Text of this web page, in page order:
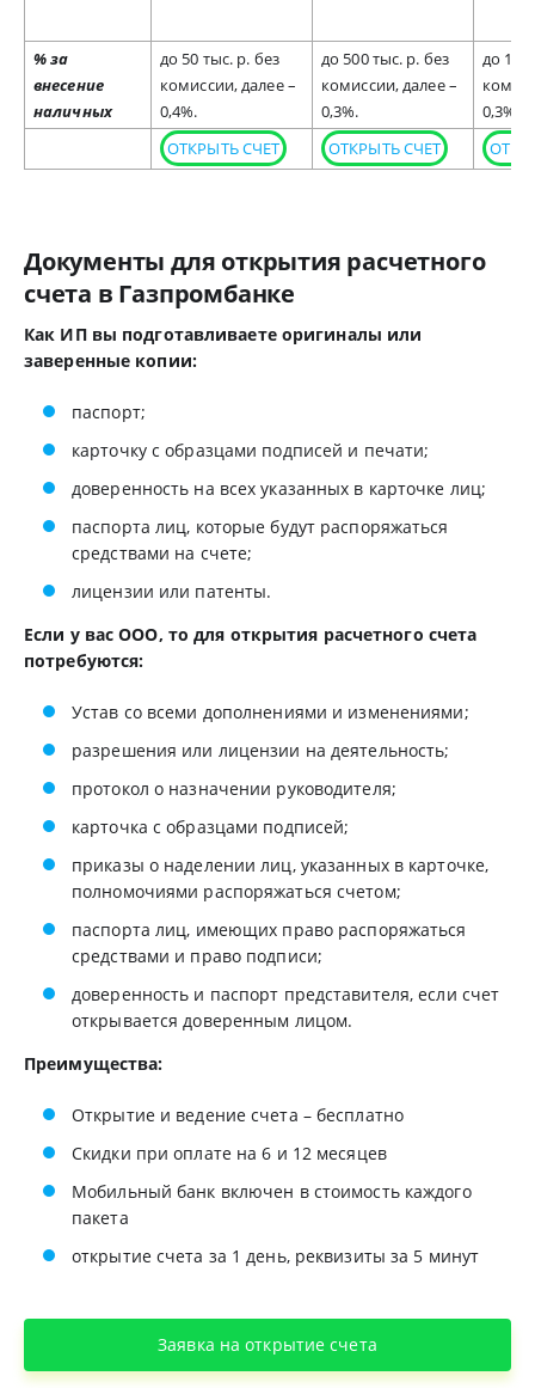
% за
внесение
наличных
до 50 тыс. р. без
комиссии, далее –
0,4%.
до 500 тыс. р. без
комиссии, далее –
0,3%.
до 1
0,3%.
ОТКРЫТЬ СЧЕТ
ОТКРЫТЬ СЧЕТ
Документы для открытия расчетного
счета в Газпромбанке
Как ИП вы подготавливаете оригиналы или
заверенные копии:
паспорт;
карточку с образцами подписей и печати;
доверенность на всех указанных в карточке лиц;
паспорта лиц, которые будут распоряжаться
средствами на счете;
лицензии или патенты.
Если у вас ООО, то для открытия расчетного счета
потребуются:
Устав со всеми дополнениями и изменениями;
разрешения или лицензии на деятельность;
протокол о назначении руководителя;
карточка с образцами подписей;
приказы о наделении лиц, указанных в карточке,
полномочиями распоряжаться счетом;
паспорта лиц, имеющих право распоряжаться
средствами и право подписи;
доверенность и паспорт представителя, если счет
открывается доверенным лицом.
Преимущества:
Открытие и ведение счета – бесплатно
Скидки при оплате на 6 и 12 месяцев
Мобильный банк включен в стоимость каждого
пакета
открытие счета за 1 день, реквизиты за 5 минут
Заявка на открытие счета